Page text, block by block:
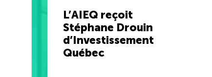
L’AIEQ reçoit
Stéphane Drouin
d’Investissement
Québec